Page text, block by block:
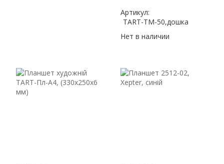
Артикул:
TART-ТМ-50,дошка
Нет в наличии